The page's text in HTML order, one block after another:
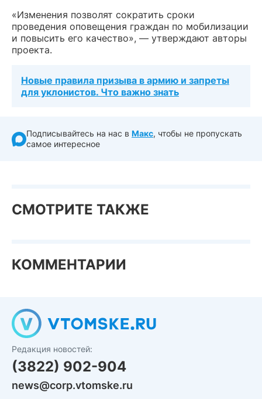
«Изменения позволят сократить сроки
проведения оповещения граждан по мобилизации
и повысить его качество», — утверждают авторы
проекта.
Новые правила призыва в армию и запреты
для уклонистов. Что важно знать
Подписывайтесь на нас в Макс, чтобы не пропускать
самое интересное
СМОТРИТЕ ТАКЖЕ
КОММЕНТАРИИ
Редакция новостей:
(3822) 902-904
news@corp.vtomske.ru